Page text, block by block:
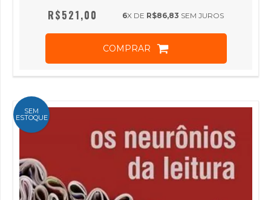
R$521,00 6X DE R$86,83 SEM JUROS
COMPRAR
SEM
ESTOQUE